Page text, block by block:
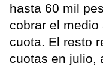
hasta 60 mil
cobrar el
cuota. El resto
cuotas en julio,